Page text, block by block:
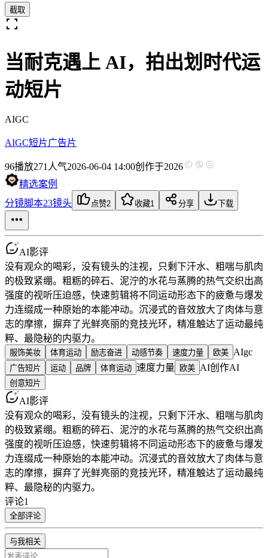
截取
当耐克遇上 AI，拍出划时代运
动短片
AIGC
AIGC短片广告片
96播放271人气2026-06-04 14:00创作于2026
精选案例
分镜脚本23镜头 点赞2 收藏1 分享 下载
AI影评
没有观众的喝彩，没有镜头的注视，只剩下汗水、粗喘与肌肉
的极致紧绷。粗粝的碎石、泥泞的水花与蒸腾的热气交织出高
强度的视听压迫感，快速剪辑将不同运动形态下的疲惫与爆发
力连缀成一种原始的本能冲动。沉浸式的音效放大了肉体与意
志的摩擦，摒弃了光鲜亮丽的竞技光环，精准触达了运动最纯
粹、最隐秘的内驱力。
服饰美妆 体育运动 励志奋进 动感节奏 速度力量 欧美 AIgc
广告短片 运动 品牌 体育运动 速度力量 欧美 AI创作AI
创意短片
AI影评
没有观众的喝彩，没有镜头的注视，只剩下汗水、粗喘与肌肉
的极致紧绷。粗粝的碎石、泥泞的水花与蒸腾的热气交织出高
强度的视听压迫感，快速剪辑将不同运动形态下的疲惫与爆发
力连缀成一种原始的本能冲动。沉浸式的音效放大了肉体与意
志的摩擦，摒弃了光鲜亮丽的竞技光环，精准触达了运动最纯
粹、最隐秘的内驱力。
评论1
全部评论
与我相关